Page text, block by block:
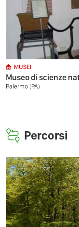
MUSEI
Museo di scienze
Palermo (PA)
Percorsi